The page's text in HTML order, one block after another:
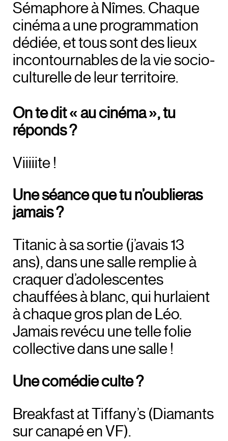
Sémaphore à Nîmes. Chaque
cinéma a une programmation
dédiée, et tous sont des lieux
incontournables de la vie socio-
culturelle de leur territoire.
On te dit « au cinéma », tu
réponds ?
Viiiiite !
Une séance que tu n’oublieras
jamais ?
Titanic à sa sortie (j’avais 13
ans), dans une salle remplie à
craquer d’adolescentes
chauffées à blanc, qui hurlaient
à chaque gros plan de Léo.
Jamais revécu une telle folie
collective dans une salle !
Une comédie culte ?
Breakfast at Tiffany’s(Diamants
sur canapé en VF).